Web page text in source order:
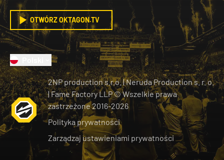
OTWÓRZ OKTAGON.TV
2NP production s.r.o.|Neruda Production s. r. o.
| Fame Factory LLP © Wszelkie prawa
zastrzeżone2016-2026
Polityka prywatności
Zarządzaj ustawieniami prywatności